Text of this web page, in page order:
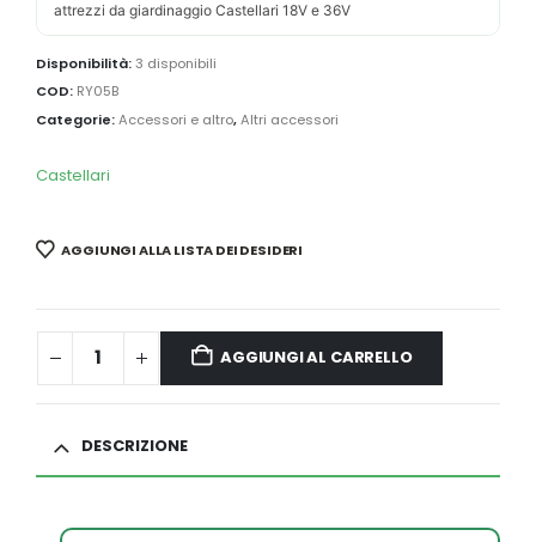
attrezzi da giardinaggio Castellari 18V e 36V
Disponibilità:3 disponibili
COD: RY05B
Categorie:Accessori e altro,Altri accessori
Castellari
AGGIUNGI ALLA LISTA DEI DESIDERI
AGGIUNGI AL CARRELLO
DESCRIZIONE